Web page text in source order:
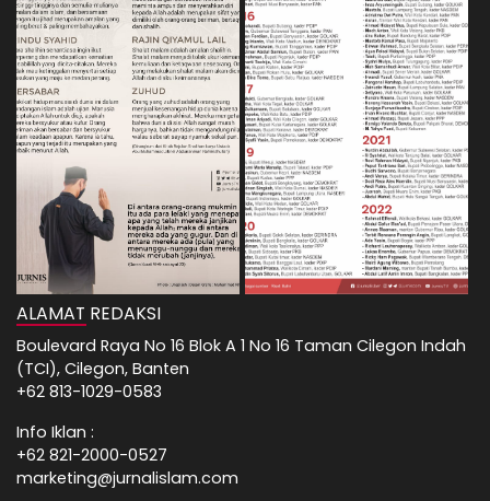
ALAMAT REDAKSI
Boulevard Raya No 16 Blok A 1 No 16 Taman Cilegon Indah
(TCI), Cilegon, Banten
+62 813-1029-0583
Info Iklan :
+62 821-2000-0527
marketing@jurnalislam.com